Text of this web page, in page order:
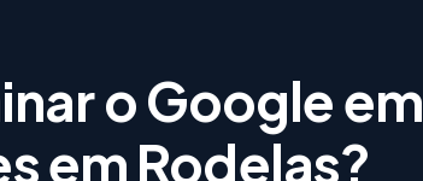
o Google em
em Rodelas?